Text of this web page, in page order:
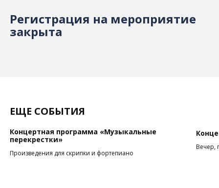
Регистрация на мероприятие
закрыта
ЕЩЕ СОБЫТИЯ
Концертная программа «Музыкальные
перекрестки»
Произведения для скрипки и фортепиано
Вечер,